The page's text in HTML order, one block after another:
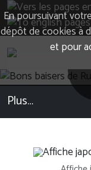
En poursuivant
dépôt de cookies à
et pour
Plus…